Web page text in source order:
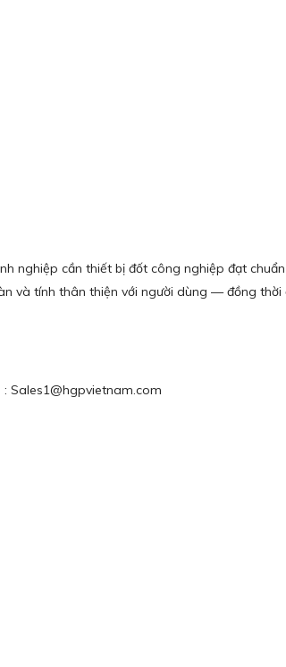
nghiệp cần thiết bị đốt công nghiệp đạt
và tính thân thiện với người dùng — đồng
Sales1@hgpvietnam.com